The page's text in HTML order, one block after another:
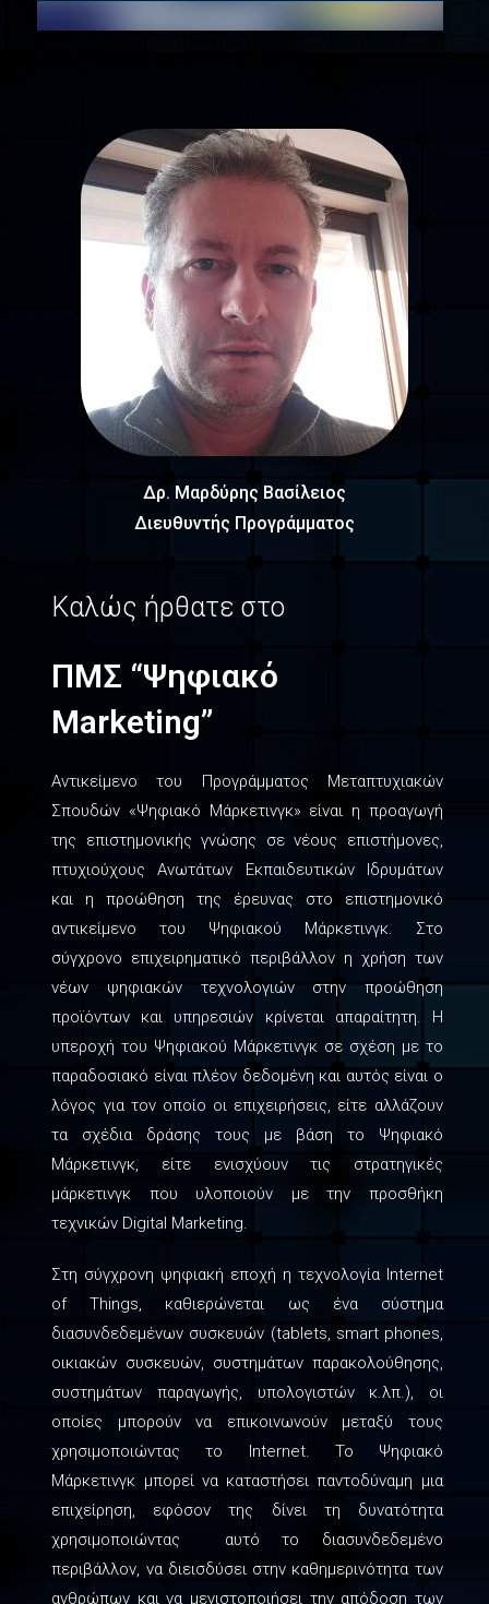
Δρ. Μαρδύρης Βασίλειος
Διευθυντής Προγράμματος
Καλώς ήρθατε στο
ΠΜΣ “Ψηφιακό
Marketing”
Αντικείμενο του Προγράμματος Μεταπτυχιακών
Σπουδών «Ψηφιακό Μάρκετινγκ» είναι η προαγωγή
της επιστημονικής γνώσης σε νέους επιστήμονες,
πτυχιούχους Ανωτάτων Εκπαιδευτικών Ιδρυμάτων
και η προώθηση της έρευνας στο επιστημονικό
αντικείμενο του Ψηφιακού Μάρκετινγκ. Στο
σύγχρονο επιχειρηματικό περιβάλλον η χρήση των
νέων ψηφιακών τεχνολογιών στην προώθηση
προϊόντων και υπηρεσιών κρίνεται απαραίτητη. Η
υπεροχή του Ψηφιακού Μάρκετινγκ σε σχέση με το
παραδοσιακό είναι πλέον δεδομένη και αυτός είναι ο
λόγος για τον οποίο οι επιχειρήσεις, είτε αλλάζουν
τα σχέδια δράσης τους με βάση το Ψηφιακό
Μάρκετινγκ, είτε ενισχύουν τις στρατηγικές
μάρκετινγκ που υλοποιούν με την προσθήκη
τεχνικών Digital Marketing.
Στη σύγχρονη ψηφιακή εποχή η τεχνολογία Internet
of Things, καθιερώνεται ως ένα σύστημα
διασυνδεδεμένων συσκευών (tablets, smart phones,
οικιακών συσκευών, συστημάτων παρακολούθησης,
συστημάτων παραγωγής, υπολογιστών κ.λπ.), οι
οποίες μπορούν να επικοινωνούν μεταξύ τους
χρησιμοποιώντας το Internet. Το Ψηφιακό
Μάρκετινγκ μπορεί να καταστήσει παντοδύναμη μια
επιχείρηση, εφόσον της δίνει τη δυνατότητα
χρησιμοποιώντας αυτό το διασυνδεδεμένο
περιβάλλον, να διεισδύσει στην καθημερινότητα των
ανθρώπων και να μεγιστοποιήσει την απόδοση των